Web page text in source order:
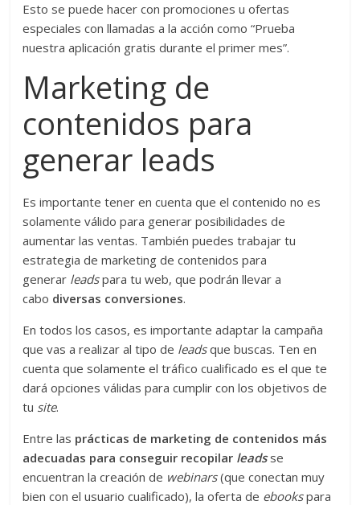
Esto se puede hacer con promociones u ofertas
especiales con llamadas a la acción como “Prueba
nuestra aplicación gratis durante el primer mes”.
Marketing de
contenidos para
generar leads
Es importante tener en cuenta que el contenido no es
solamente válido para generar posibilidades de
aumentar las ventas. También puedes trabajar tu
estrategia de marketing de contenidos para
generar leadspara tu web, que podrán llevar a
cabo diversas conversiones.
En todos los casos, es importante adaptar la campaña
que vas a realizar al tipo de leadsque buscas. Ten en
cuenta que solamente el tráfico cualificado es el que te
dará opciones válidas para cumplir con los objetivos de
tu site.
Entre las prácticas de marketing de contenidos más
adecuadas para conseguir recopilar leadsse
encuentran la creación de webinars(que conectan muy
bien con el usuario cualificado), la oferta de ebookspara